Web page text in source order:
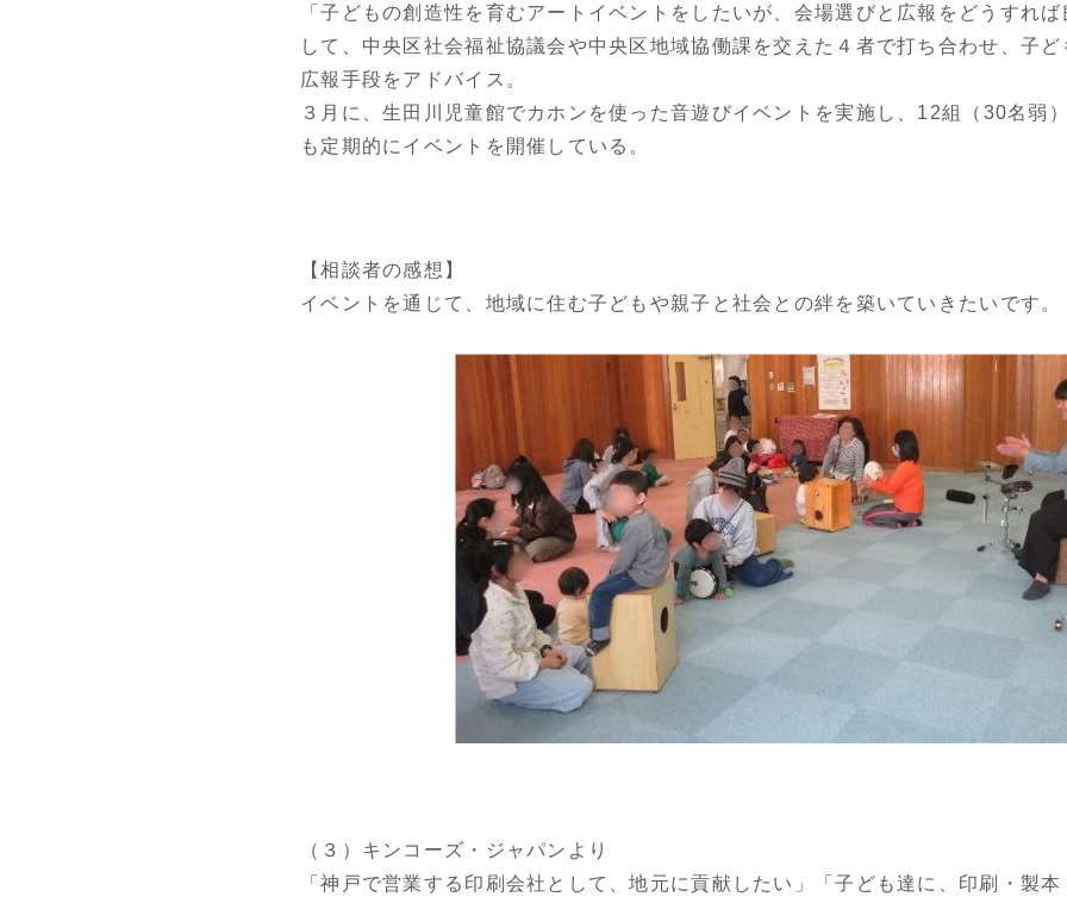
「子どもの創造性を育むアートイベントをしたいが、会場選びと広報をどうすれ
して、中央区社会福祉協議会や中央区地域協働課を交えた４者で打ち合わせ、子
広報手段をアドバイス。
３月に、生田川児童館でカホンを使った音遊びイベントを実施し、12組（30名弱
も定期的にイベントを開催している。
【相談者の感想】
イベントを通じて、地域に住む子どもや親子と社会との絆を築いていきたいです。
（３）キンコーズ・ジャパンより
「神戸で営業する印刷会社として、地元に貢献したい」「子ども達に、印刷・製